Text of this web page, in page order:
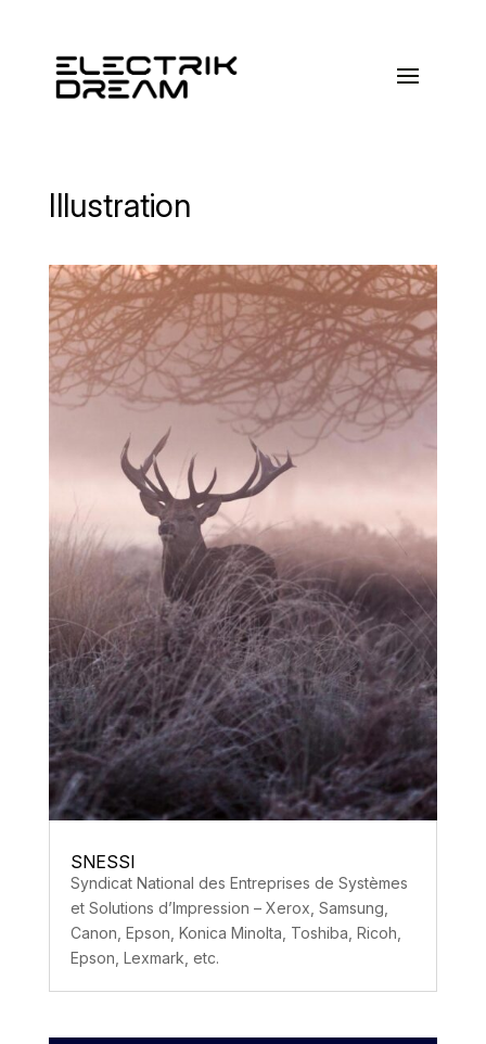
Illustration
SNESSI
Syndicat National des Entreprises de Systèmes
et Solutions d’Impression – Xerox, Samsung,
Canon, Epson, Konica Minolta, Toshiba, Ricoh,
Epson, Lexmark, etc.